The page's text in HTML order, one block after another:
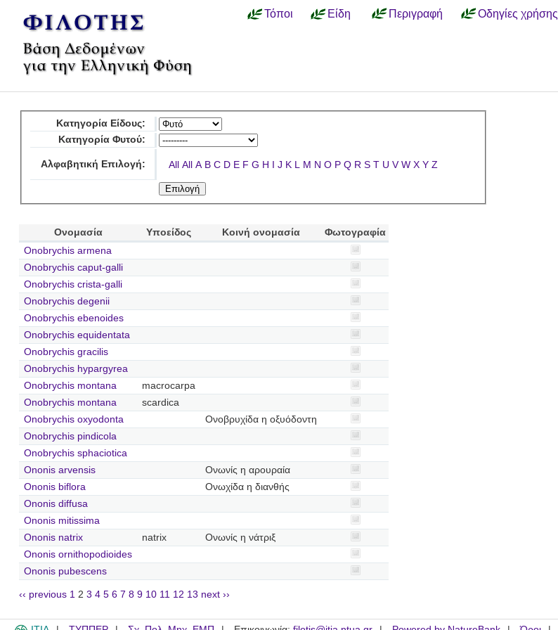
Τόποι Είδη Περιγραφή Οδηγίες χρήσης
Κατηγορία Είδους:
Κατηγορία Φυτού:
Αλφαβητική Επιλογή: All All A B C D E F G H I J K L M N O P Q R S T U V W X Y Z
Ονομασία Υποείδος Κοινή ονομασία
Φωτογραφία
Onobrychis armena
Onobrychis caput-galli
Onobrychis crista-galli
Onobrychis degenii
Onobrychis ebenoides
Onobrychis equidentata
Onobrychis gracilis
Onobrychis hypargyrea
Onobrychis montana
macrocarpa
Onobrychis montana
scardica
Onobrychis oxyodonta
Ονοβρυχίδα η οξυόδοντη
Onobrychis pindicola
Onobrychis sphaciotica
Ononis arvensis
Ονωνίς η αρουραία
Ononis biflora
Ονωχίδα η διανθής
Ononis diffusa
Ononis mitissima
Ononis natrix
natrix
Ονωνίς η νάτριξ
Ononis ornithopodioides
Ononis pubescens
‹‹ previous 1 2 3 4 5 6 7 8 9 10 11 12 13 next ››